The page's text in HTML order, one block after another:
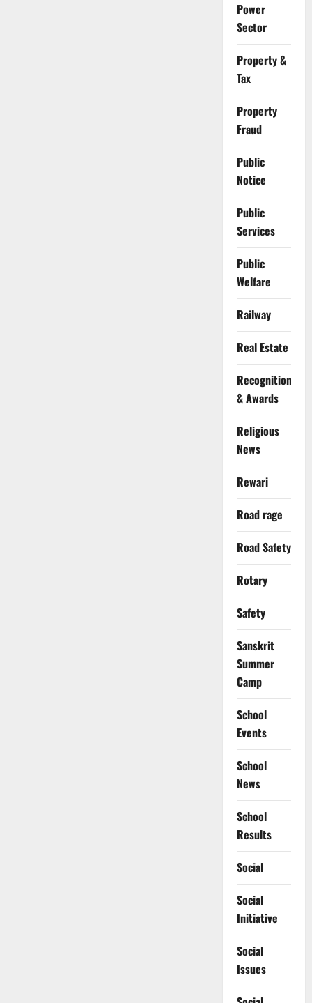
Power
Sector
Property &
Tax
Property
Fraud
Public
Notice
Public
Services
Public
Welfare
Railway
Real Estate
Recognition
& Awards
Religious
News
Rewari
Road rage
Road Safety
Rotary
Safety
Sanskrit
Summer
Camp
School
Events
School
News
School
Results
Social
Social
Initiative
Social
Issues